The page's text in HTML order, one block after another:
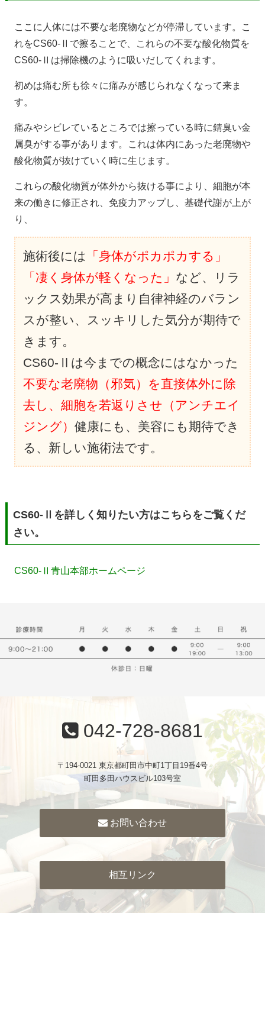
ここに人体には不要な老廃物などが停滞しています。こ
れをCS60-Ⅱで擦ることで、これらの不要な酸化物質を
CS60-Ⅱは掃除機のように吸いだしてくれます。
初めは痛む所も徐々に痛みが感じられなくなって来ま
す。
痛みやシビレているところでは擦っている時に錆臭い金
属臭がする事があります。これは体内にあった老廃物や
酸化物質が抜けていく時に生じます。
これらの酸化物質が体外から抜ける事により、細胞が本
来の働きに修正され、免疫力アップし、基礎代謝が上が
り、
施術後には
「身体がポカポカする」
「凄く身体が軽くなった」 など、リラ
ックス効果が高まり自律神経のバラン
スが整い、スッキリした気分が期待で
きます。
CS60-Ⅱは今までの概念にはなかった
不要な老廃物（邪気）を直接体外に除
去し、細胞を若返りさせ（アンチエイ
ジング） 健康にも、美容にも期待でき
る、新しい施術法です。
CS60-Ⅱを詳しく知りたい方はこちらをご覧くだ
さい。
CS60-Ⅱ青山本部ホームページ
042-728-8681
〒194-0021 東京都町田市中町1丁目19番4号
町田多田ハウスビル103号室
お問い合わせ
相互リンク